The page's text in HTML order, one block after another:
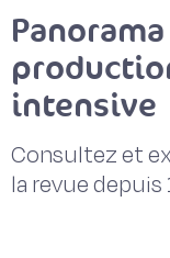
intensive
Consultez et
la revue depuis